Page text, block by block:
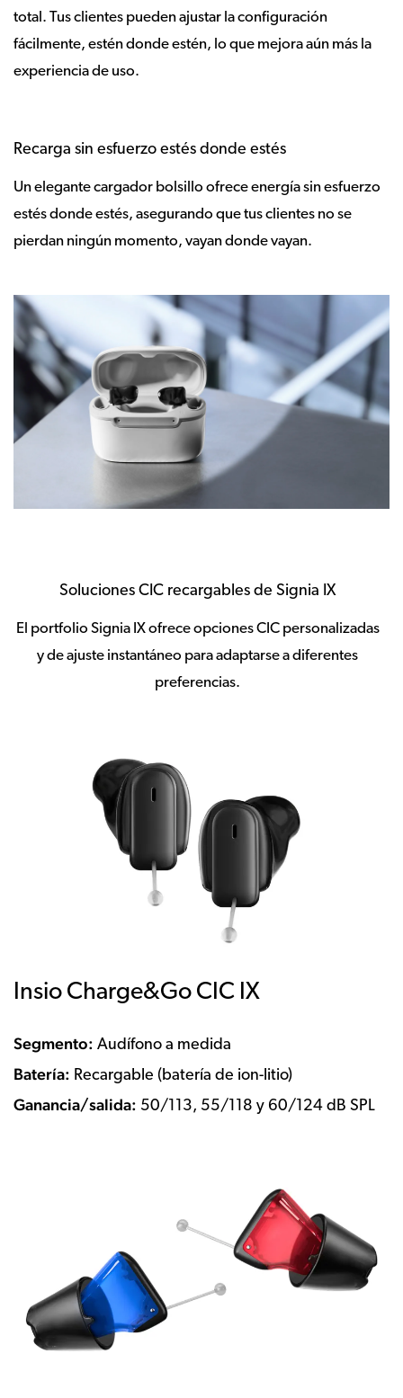
total. Tus clientes pueden ajustar la configuración
fácilmente, estén donde estén, lo que mejora aún más la
experiencia de uso.
Recarga sin esfuerzo estés donde estés
Un elegante cargador bolsillo ofrece energía sin esfuerzo
estés donde estés, asegurando que tus clientes no se
pierdan ningún momento, vayan donde vayan.
Soluciones CIC recargables de Signia IX
El portfolio Signia IX ofrece opciones CIC personalizadas
y de ajuste instantáneo para adaptarse a diferentes
preferencias.
Insio Charge&Go CIC IX
Segmento: Audífono a medida
Batería: Recargable (batería de ion-litio)
Ganancia/salida: 50/113, 55/118 y 60/124 dB SPL